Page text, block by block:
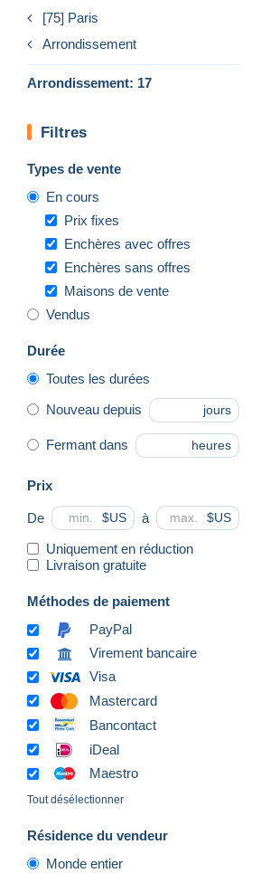
[75] Paris
Arrondissement
Arrondissement: 17
Filtres
Types de vente
En cours
Prix fixes
Enchères avec offres
Enchères sans offres
Maisons de vente
Vendus
Durée
Toutes les durées
Nouveau depuis jours
Fermant dans heures
Prix
De $US à $US
Uniquement en réduction
Livraison gratuite
Méthodes de paiement
PayPal
Virement bancaire
Visa
Mastercard
Bancontact
iDeal
Maestro
Tout désélectionner
Résidence du vendeur
Monde entier